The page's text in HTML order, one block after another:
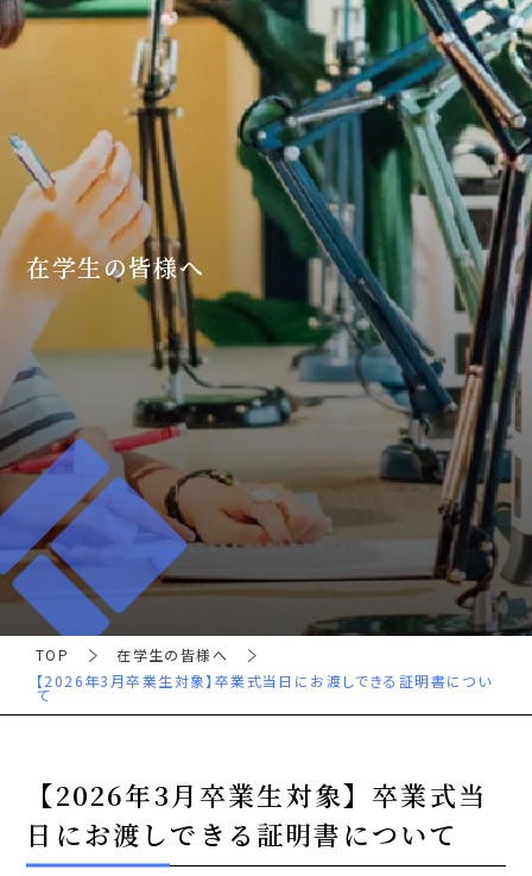
在学生の皆様へ
TOP
在学生の皆様へ
【2026年3月卒業生対象】卒業式当日にお渡しできる証明書につい
て
【2026年3月卒業生対象】卒業式当
日にお渡しできる証明書について